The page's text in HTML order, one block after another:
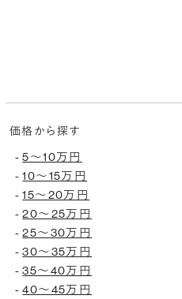
価格から探す
-5〜10万円
-10〜15万円
-15〜20万円
-20〜25万円
-25〜30万円
-30〜35万円
-35〜40万円
-40〜45万円